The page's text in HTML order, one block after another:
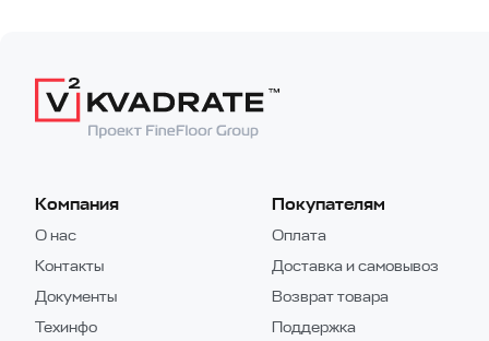
Компания
О нас
Контакты
Документы
Техинфо
Покупателям
Оплата
Доставка и самовывоз
Возврат товара
Поддержка